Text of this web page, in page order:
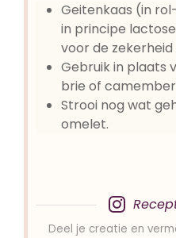
Geitenkaas (in
in principe
voor de
Gebruik in plaats
brie of
Strooi nog wat
omelet.
Deel je creatie en